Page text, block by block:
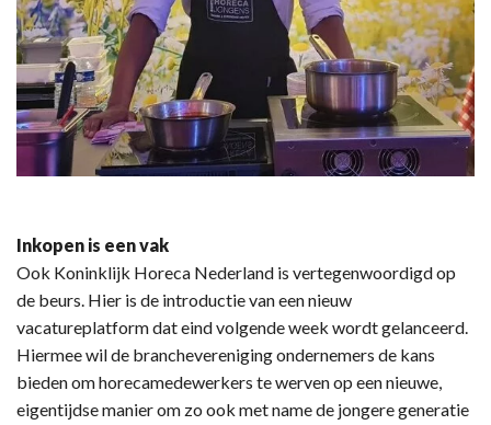
Inkopen is een vak
Ook Koninklijk Horeca Nederland is vertegenwoordigd op
de beurs. Hier is de introductie van een nieuw
vacatureplatform dat eind volgende week wordt gelanceerd.
Hiermee wil de branchevereniging ondernemers de kans
bieden om horecamedewerkers te werven op een nieuwe,
eigentijdse manier om zo ook met name de jongere generatie